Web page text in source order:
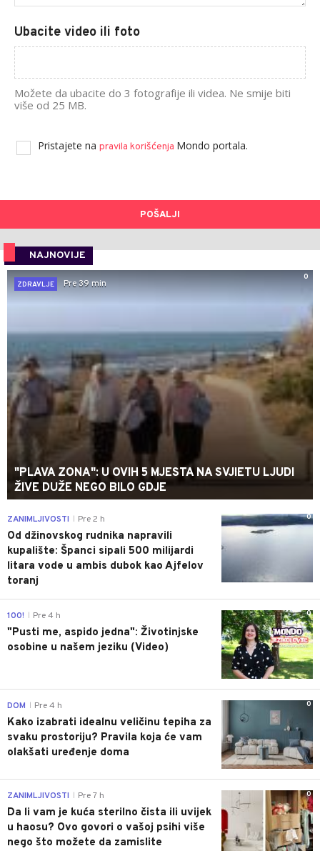
Ubacite video ili foto
Možete da ubacite do 3 fotografije ili videa. Ne smije biti
više od 25 MB.
Pristajete na pravila korišćenja Mondo portala.
POŠALJI
NAJNOVIJE
0
ZDRAVLJE
Pre 39 min
"PLAVA ZONA": U OVIH 5 MJESTA NA SVJIETU LJUDI
ŽIVE DUŽE NEGO BILO GDJE
0
ZANIMLJIVOSTI Pre 2 h
Od džinovskog rudnika napravili
kupalište: Španci sipali 500 milijardi
litara vode u ambis dubok kao Ajfelov
toranj
0
100! Pre 4 h
"Pusti me, aspido jedna": Životinjske
osobine u našem jeziku (Video)
0
DOM Pre 4 h
Kako izabrati idealnu veličinu tepiha za
svaku prostoriju? Pravila koja će vam
olakšati uređenje doma
0
ZANIMLJIVOSTI Pre 7 h
Da li vam je kuća sterilno čista ili uvijek
u haosu? Ovo govori o vašoj psihi više
nego što možete da zamislite